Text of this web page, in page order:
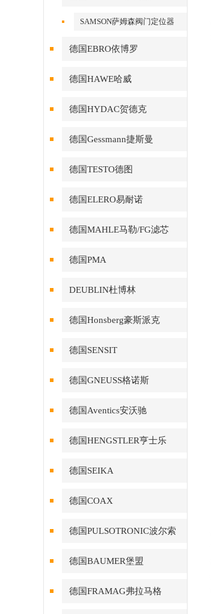
SAMSON萨姆森阀门定位器
德国EBRO依博罗
德国HAWE哈威
德国HYDAC贺德克
德国Gessmann捷斯曼
德国TESTO德图
德国ELERO易耐诺
德国MAHLE马勒/FG滤芯
德国PMA
DEUBLIN杜博林
德国Honsberg豪斯派克
德国SENSIT
德国GNEUSS格诺斯
德国Aventics安沃驰
德国HENGSTLER亨士乐
德国SEIKA
德国COAX
德国PULSOTRONIC波尔索
德国BAUMER堡盟
德国FRAMAG弗拉马格